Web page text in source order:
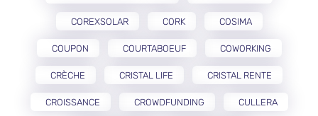
COREXSOLAR CORK COSIMA
COUPON COURTABOEUF COWORKING
CRÈCHE CRISTAL LIFE CRISTAL RENTE
CROISSANCE CROWDFUNDING CULLERA